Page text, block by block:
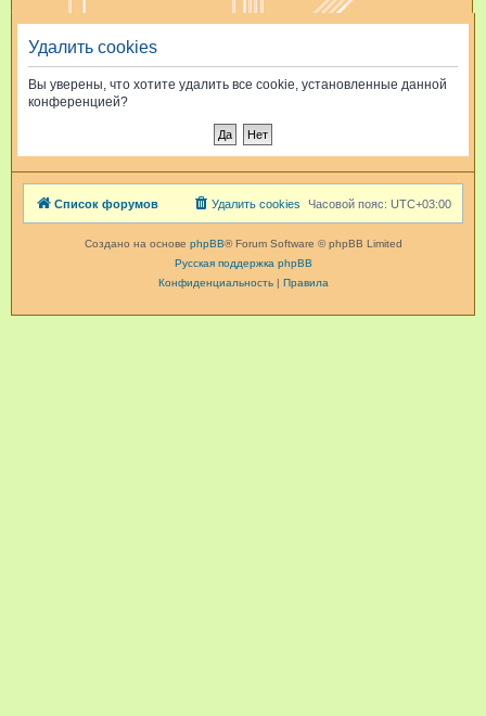
и
Удалить cookies
Вы уверены, что хотите удалить все cookie, установленные данной
конференцией?
Список форумов Часовой пояс: UTC+03:00
Удалить cookies
Создано на основе phpBB® Forum Software © phpBB Limited
Русская поддержка phpBB
Конфиденциальность| Правила